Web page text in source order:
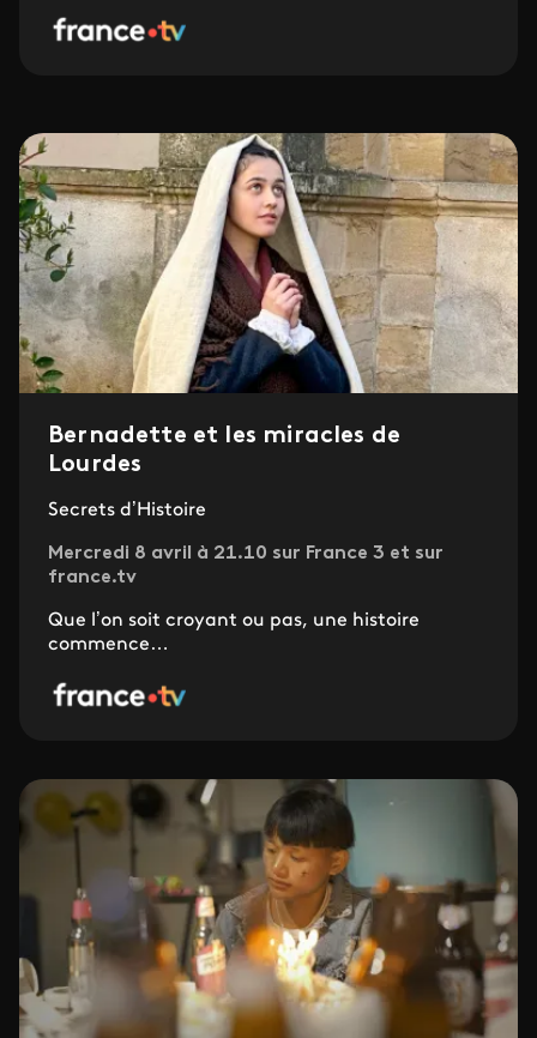
Bernadette et les miracles de
Lourdes
Secrets d’Histoire
Mercredi 8 avril à 21.10 sur France 3 et sur
france.tv
Que l’on soit croyant ou pas, une histoire
commence…